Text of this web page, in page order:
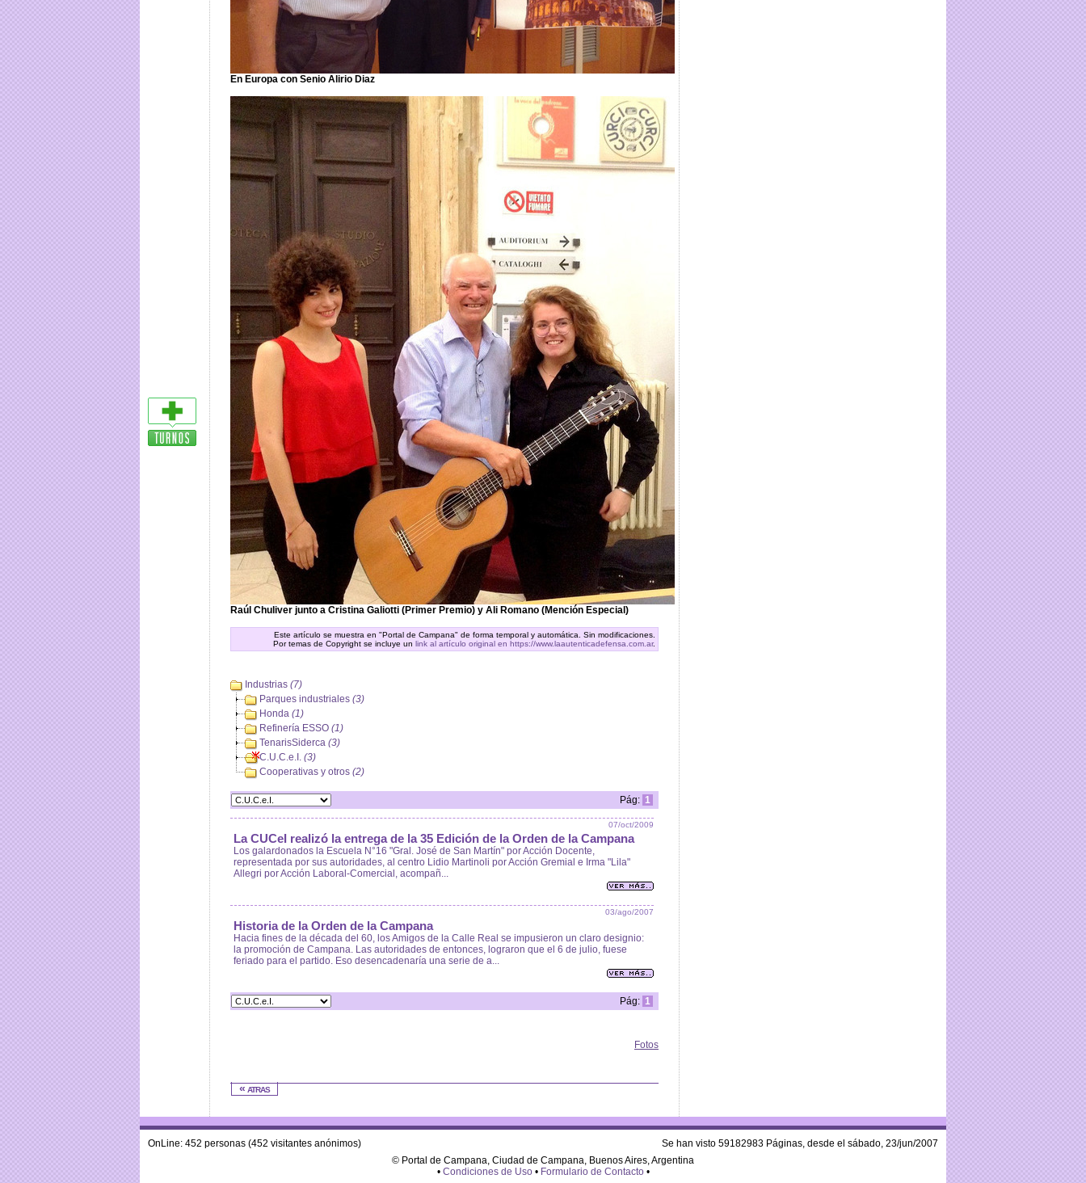
En Europa con Senio Alirio Diaz
Raúl Chuliver junto a Cristina Galiotti (Primer Premio) y Ali Romano (Mención Especial)
Este artículo se muestra en "Portal de Campana" de forma temporal y automática. Sin modificaciones.
Por temas de Copyright se incluye un link al artículo original en https://www.laautenticadefensa.com.ar.
Industrias (7)
Parques industriales (3)
Honda (1)
Refinería ESSO (1)
TenarisSiderca (3)
C.U.C.e.I. (3)
Cooperativas y otros (2)
Pág: 1
07/oct/2009
La CUCeI realizó la entrega de la 35 Edición de la Orden de la Campana
Los galardonados la Escuela N°16 "Gral. José de San Martín" por Acción Docente,
representada por sus autoridades, al centro Lidio Martinoli por Acción Gremial e Irma "Lila"
Allegri por Acción Laboral-Comercial, acompañ...
03/ago/2007
Historia de la Orden de la Campana
Hacia fines de la década del 60, los Amigos de la Calle Real se impusieron un claro designio:
la promoción de Campana. Las autoridades de entonces, lograron que el 6 de julio, fuese
feriado para el partido. Eso desencadenaría una serie de a...
Pág: 1
Fotos
« atras
Se han visto 59182983 Páginas, desde el sábado, 23/jun/2007
OnLine: 452 personas (452 visitantes anónimos)
© Portal de Campana, Ciudad de Campana, Buenos Aires, Argentina
• Condiciones de Uso• Formulario de Contacto•